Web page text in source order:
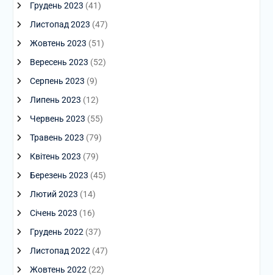
Грудень 2023 (41)
Листопад 2023 (47)
Жовтень 2023 (51)
Вересень 2023 (52)
Серпень 2023 (9)
Липень 2023 (12)
Червень 2023 (55)
Травень 2023 (79)
Квітень 2023 (79)
Березень 2023 (45)
Лютий 2023 (14)
Січень 2023 (16)
Грудень 2022 (37)
Листопад 2022 (47)
Жовтень 2022 (22)